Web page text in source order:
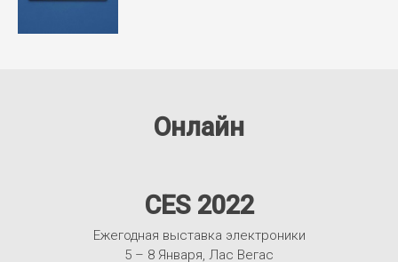
Онлайн
CES 2022
Ежегодная выставка электроники
5 – 8 Января, Лас Вегас